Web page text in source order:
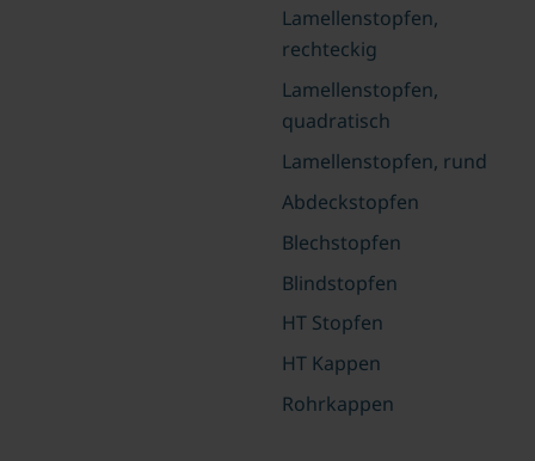
Lamellenstopfen,
rechteckig
Lamellenstopfen,
quadratisch
Lamellenstopfen, rund
Abdeckstopfen
Blechstopfen
Blindstopfen
HT Stopfen
HT Kappen
Rohrkappen